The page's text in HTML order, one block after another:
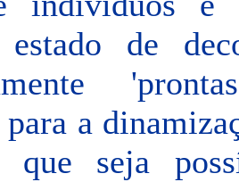
estado de
para a
que seja